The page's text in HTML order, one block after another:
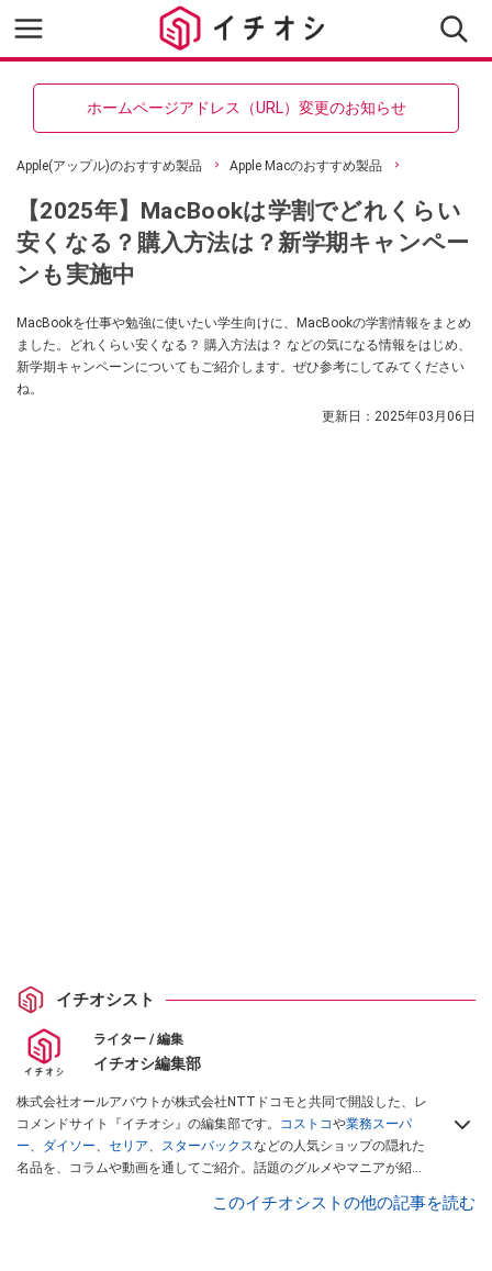
ホームページアドレス（URL）変更のお知らせ
Apple(アップル)のおすすめ製品 Apple Macのおすすめ製品
【2025年】MacBookは学割でどれくらい
安くなる？購入方法は？新学期キャンペー
ンも実施中
MacBookを仕事や勉強に使いたい学生向けに、MacBookの学割情報をまとめ
ました。どれくらい安くなる？ 購入方法は？ などの気になる情報をはじめ、
新学期キャンペーンについてもご紹介します。ぜひ参考にしてみてください
ね。
更新日： 2025年03月06日
イチオシスト
ライター / 編集
イチオシ編集部
株式会社オールアバウトが株式会社NTTドコモと共同で開設した、レ
コメンドサイト『イチオシ』の編集部です。 コストコや業務スーパ
ー、 ダイソー、 セリア、 スターバックスなどの人気ショップの隠れた
名品を、コラムや動画を通してご紹介。話題のグルメやマニアが紹介
インフルエンサーが実際に使用してレビューしています。毎日トレン
このイチオシストの他の記事を読む